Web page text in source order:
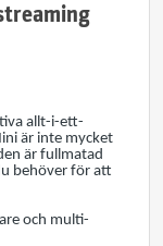
allt-i-ett-
är inte mycket
är fullmatad
behöver för att
och multi-